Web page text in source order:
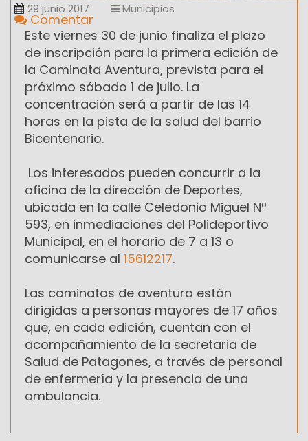
29 junio 2017 Municipios
Comentar
Este viernes 30 de junio finaliza el plazo
de inscripción para la primera edición de
la Caminata Aventura, prevista para el
próximo sábado 1 de julio. La
concentración será a partir de las 14
horas en la pista de la salud del barrio
Bicentenario.
Los interesados pueden concurrir a la
oficina de la dirección de Deportes,
ubicada en la calle Celedonio Miguel Nº
593, en inmediaciones del Polideportivo
Municipal, en el horario de 7 a 13 o
comunicarse al 15612217.
Las caminatas de aventura están
dirigidas a personas mayores de 17 años
que, en cada edición, cuentan con el
acompañamiento de la secretaria de
Salud de Patagones, a través de personal
de enfermería y la presencia de una
ambulancia.